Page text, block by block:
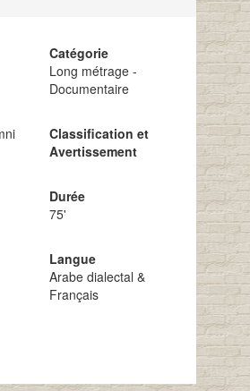
Catégorie
Long métrage -
Documentaire
Classification et
Avertissement
Durée
75'
Langue
Arabe dialectal &
Français